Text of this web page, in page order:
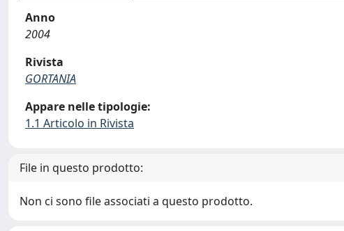
Anno
2004
Rivista
GORTANIA
Appare nelle tipologie:
1.1 Articolo in Rivista
File in questo prodotto:
Non ci sono file associati a questo prodotto.